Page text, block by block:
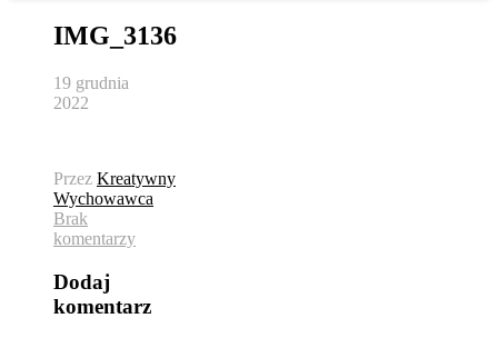
IMG_3136
19 grudnia
2022
Przez Kreatywny
Wychowawca
Brak
komentarzy
Dodaj
komentarz